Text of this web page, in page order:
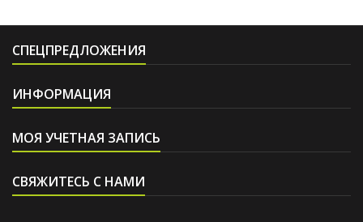
СПЕЦПРЕДЛОЖЕНИЯ
ИНФОРМАЦИЯ
МОЯ УЧЕТНАЯ ЗАПИСЬ
СВЯЖИТЕСЬ С НАМИ